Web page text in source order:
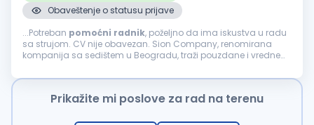
Obaveštenje o statusu prijave
...Potreban pomoćni radnik, poželjno da ima iskustva u radu
sa strujom. CV nije obavezan. Sion Company, renomirana
kompanija sa sedištem u Beogradu, traži pouzdane i vredne
postanete deo dinamičnog...
Prikažite mi poslove za rad na terenu